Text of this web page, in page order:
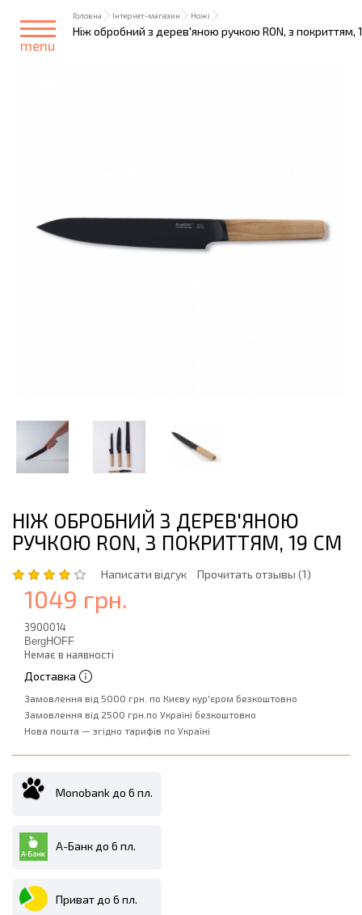
menu
Головна Інтернет-магазин Ножі
Ніж обробний з дерев'яною ручкою RON, з покриттям,
НІЖ ОБРОБНИЙ З ДЕРЕВ'ЯНОЮ
РУЧКОЮ RON, З ПОКРИТТЯМ, 19 СМ
Написати відгук Прочитать отзывы (1)
1049 грн.
3900014
BergHOFF
Немає в наявності
Доставка
Замовлення від 5000 грн. по Києву кур'єром безкоштовно
Замовлення від 2500 грн.по Україні безкоштовно
Нова пошта — згідно тарифів по Україні
Monobank до 6 пл.
А-Банк до 6 пл.
Приват до 6 пл.